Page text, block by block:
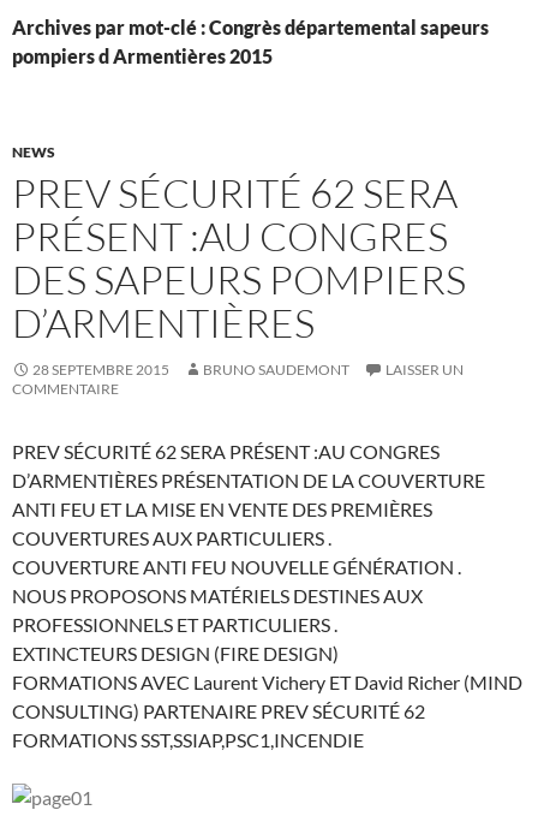
Archives par mot-clé : Congrès départemental sapeurs
pompiers d Armentières 2015
NEWS
PREV SÉCURITÉ 62 SERA
PRÉSENT :AU CONGRES
DES SAPEURS POMPIERS
D’ARMENTIÈRES
28 SEPTEMBRE 2015 BRUNO SAUDEMONT
LAISSER UN
COMMENTAIRE
PREV SÉCURITÉ 62 SERA PRÉSENT :AU CONGRES
D’ARMENTIÈRES PRÉSENTATION DE LA COUVERTURE
ANTI FEU ET LA MISE EN VENTE DES PREMIÈRES
COUVERTURES AUX PARTICULIERS .
COUVERTURE ANTI FEU NOUVELLE GÉNÉRATION .
NOUS PROPOSONS MATÉRIELS DESTINES AUX
PROFESSIONNELS ET PARTICULIERS .
EXTINCTEURS DESIGN (FIRE DESIGN)
FORMATIONS AVEC Laurent Vichery ET David Richer (MIND
CONSULTING) PARTENAIRE PREV SÉCURITÉ 62
FORMATIONS SST,SSIAP,PSC1,INCENDIE